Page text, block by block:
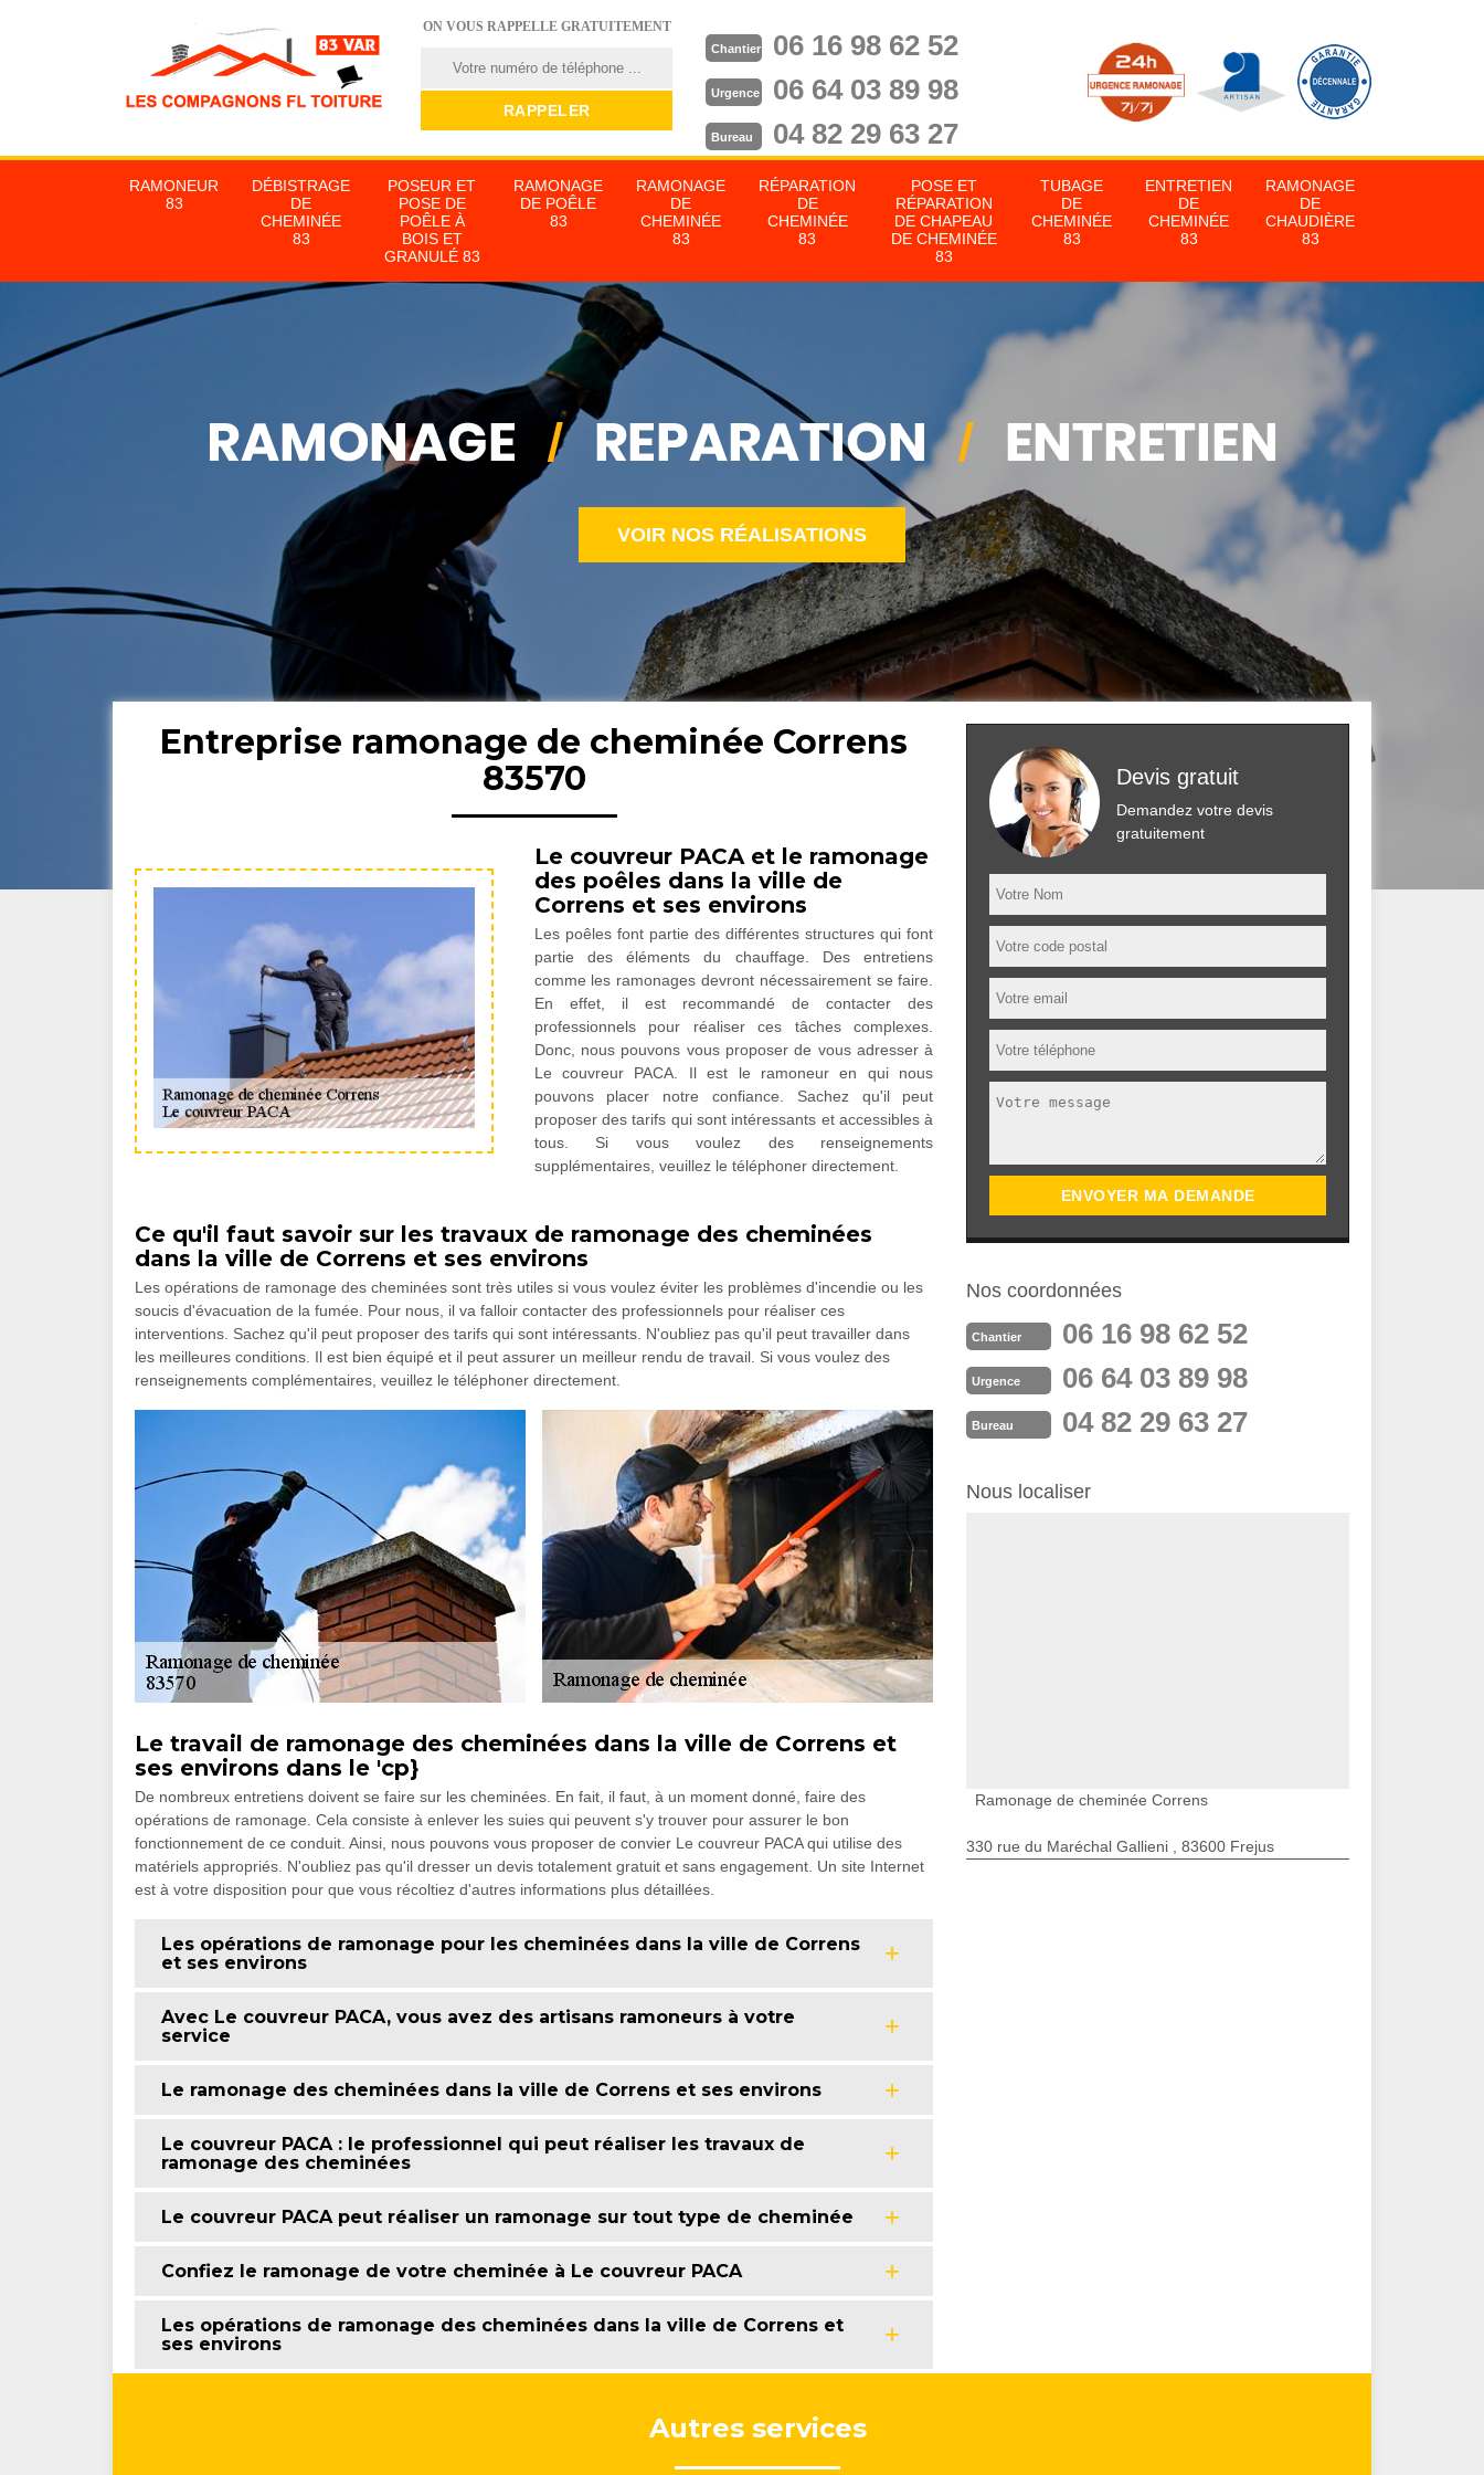
ON VOUS RAPPELLE GRATUITEMENT
Chantier 06 16 98 62 52
Urgence 06 64 03 89 98
Bureau 04 82 29 63 27
RAMONEUR
83
DÉBISTRAGE
DE
CHEMINÉE
83
POSEUR ET
POSE DE
POÊLE À
BOIS ET
GRANULÉ 83
RAMONAGE
DE POÊLE
83
RAMONAGE
DE
CHEMINÉE
83
RÉPARATION
DE
CHEMINÉE
83
POSE ET
RÉPARATION
DE CHAPEAU
DE CHEMINÉE
83
TUBAGE
DE
CHEMINÉE
83
ENTRETIEN
DE
CHEMINÉE
83
RAMONAGE
DE
CHAUDIÈRE
83
VOIR NOS RÉALISATIONS
Entreprise ramonage de cheminée Correns
83570
Le couvreur PACA et le ramonage
des poêles dans la ville de
Correns et ses environs
Les poêles font partie des différentes structures qui font
partie des éléments du chauffage. Des entretiens
comme les ramonages devront nécessairement se faire.
En effet, il est recommandé de contacter des
professionnels pour réaliser ces tâches complexes.
Donc, nous pouvons vous proposer de vous adresser à
Le couvreur PACA. Il est le ramoneur en qui nous
pouvons placer notre confiance. Sachez qu'il peut
proposer des tarifs qui sont intéressants et accessibles à
tous. Si vous voulez des renseignements
supplémentaires, veuillez le téléphoner directement.
Ce qu'il faut savoir sur les travaux de ramonage des cheminées
dans la ville de Correns et ses environs
Les opérations de ramonage des cheminées sont très utiles si vous voulez éviter les problèmes d'incendie ou les
soucis d'évacuation de la fumée. Pour nous, il va falloir contacter des professionnels pour réaliser ces
interventions. Sachez qu'il peut proposer des tarifs qui sont intéressants. N'oubliez pas qu'il peut travailler dans
les meilleures conditions. Il est bien équipé et il peut assurer un meilleur rendu de travail. Si vous voulez des
renseignements complémentaires, veuillez le téléphoner directement.
Le travail de ramonage des cheminées dans la ville de Correns et
ses environs dans le 'cp}
De nombreux entretiens doivent se faire sur les cheminées. En fait, il faut, à un moment donné, faire des
opérations de ramonage. Cela consiste à enlever les suies qui peuvent s'y trouver pour assurer le bon
fonctionnement de ce conduit. Ainsi, nous pouvons vous proposer de convier Le couvreur PACA qui utilise des
matériels appropriés. N'oubliez pas qu'il dresser un devis totalement gratuit et sans engagement. Un site Internet
est à votre disposition pour que vous récoltiez d'autres informations plus détaillées.
Les opérations de ramonage pour les cheminées dans la ville de Correns
et ses environs
Avec Le couvreur PACA, vous avez des artisans ramoneurs à votre
service
Le ramonage des cheminées dans la ville de Correns et ses environs
Le couvreur PACA : le professionnel qui peut réaliser les travaux de
ramonage des cheminées
Le couvreur PACA peut réaliser un ramonage sur tout type de cheminée
Confiez le ramonage de votre cheminée à Le couvreur PACA
Les opérations de ramonage des cheminées dans la ville de Correns et
ses environs
Devis gratuit
Demandez votre devis
gratuitement
Nos coordonnées
Chantier 06 16 98 62 52
Urgence 06 64 03 89 98
Bureau 04 82 29 63 27
Nous localiser
Ramonage de cheminée Correns
330 rue du Maréchal Gallieni , 83600 Frejus
Autres services